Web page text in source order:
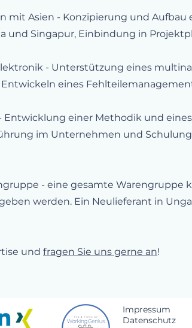
mit Asien - Konzipierung und
und Singapur, Einbindung in
- Unterstützung eines
eines
Entwicklung einer Methodik und
im Unternehmen und
- eine gesamte Warengruppe
werden. Ein Neulieferant in
und fragen Sie uns gerne an!
Impressum
Datenschutz